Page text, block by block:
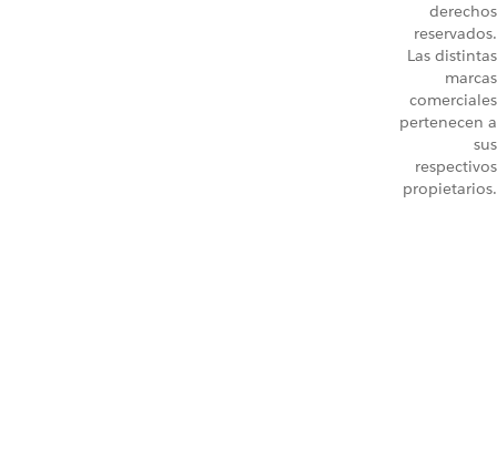
derechos
reservados.
Las distintas
marcas
comerciales
pertenecen a
sus
respectivos
propietarios.